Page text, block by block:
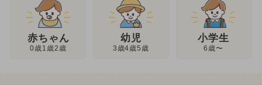
赤ちゃん
0歳1歳2歳
幼児
3歳4歳5歳
小学生
6歳〜